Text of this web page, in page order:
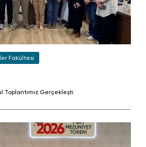
Fakültesi
Toplantımız Gerçekleşti